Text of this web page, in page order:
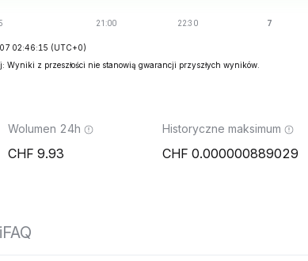
02:46:15 (UTC+0)
Wyniki z przeszłości nie stanowią gwarancji przyszłych wyników.
Wolumen 24h
9.93
Historyczne maksimum
0.000000889029
FAQ